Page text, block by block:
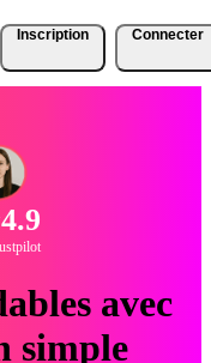
Inscription Connecter
4.9
avec
simple